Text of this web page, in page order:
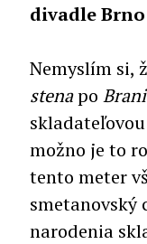
divadle
Nemyslím si,
stenapo
možno je to
tento meter
smetanovský
narodenia